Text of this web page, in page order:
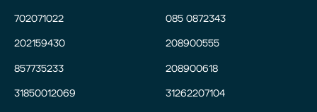
702071022
202159430
857735233
31850012069
085 0872343
208900555
208900618
31262207104